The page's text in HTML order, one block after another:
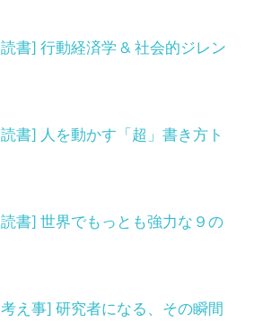
書] 行動経済学 & 社会的ジレン
書] 人を動かす「超」書き方ト
書] 世界でもっとも強力な９の
え事] 研究者になる、その瞬間